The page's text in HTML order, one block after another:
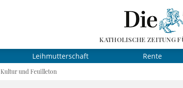
KATHOLISCHE ZEITUNG
Leihmutterschaft Rente
Kultur und Feuilleton